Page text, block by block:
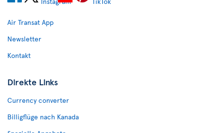
Air Transat App
Newsletter
Kontakt
Direkte Links
Currency converter
Billigflüge nach Kanada